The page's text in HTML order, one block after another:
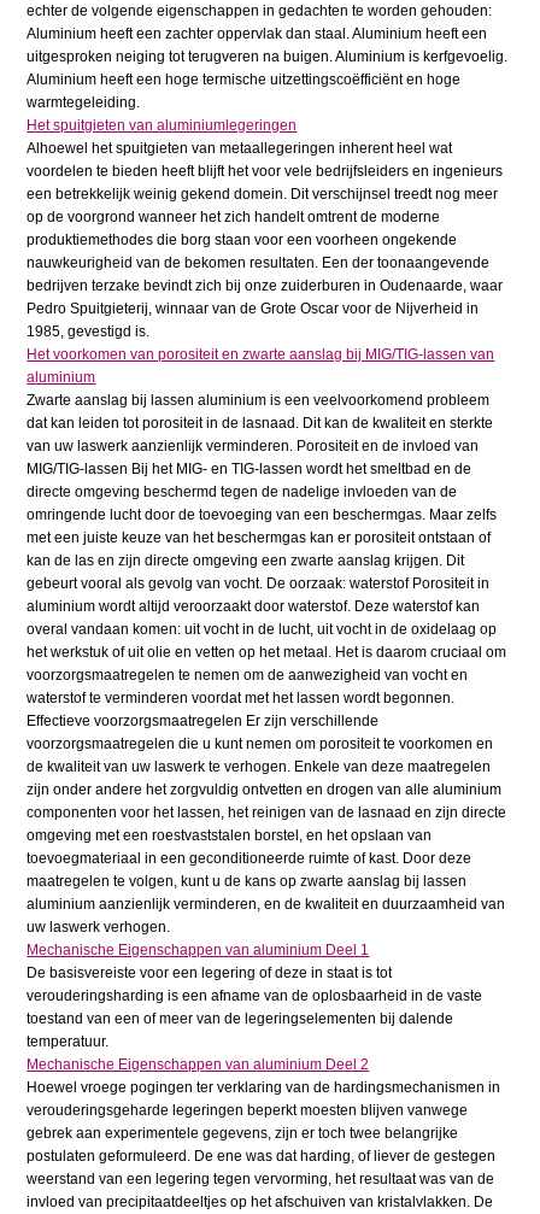
echter de volgende eigenschappen in gedachten te worden gehouden:
Aluminium heeft een zachter oppervlak dan staal. Aluminium heeft een
uitgesproken neiging tot terugveren na buigen. Aluminium is kerfgevoelig.
Aluminium heeft een hoge termische uitzettingscoëfficiënt en hoge
warmtegeleiding.
Het spuitgieten van aluminiumlegeringen
Alhoewel het spuitgieten van metaallegeringen inherent heel wat
voordelen te bieden heeft blijft het voor vele bedrijfsleiders en ingenieurs
een betrekkelijk weinig gekend domein. Dit verschijnsel treedt nog meer
op de voorgrond wanneer het zich handelt omtrent de moderne
produktiemethodes die borg staan voor een voorheen ongekende
nauwkeurigheid van de bekomen resultaten. Een der toonaangevende
bedrijven terzake bevindt zich bij onze zuiderburen in Oudenaarde, waar
Pedro Spuitgieterij, winnaar van de Grote Oscar voor de Nijverheid in
1985, gevestigd is.
Het voorkomen van porositeit en zwarte aanslag bij MIG/TIG-lassen van
aluminium
Zwarte aanslag bij lassen aluminium is een veelvoorkomend probleem
dat kan leiden tot porositeit in de lasnaad. Dit kan de kwaliteit en sterkte
van uw laswerk aanzienlijk verminderen. Porositeit en de invloed van
MIG/TIG-lassen Bij het MIG- en TIG-lassen wordt het smeltbad en de
directe omgeving beschermd tegen de nadelige invloeden van de
omringende lucht door de toevoeging van een beschermgas. Maar zelfs
met een juiste keuze van het beschermgas kan er porositeit ontstaan of
kan de las en zijn directe omgeving een zwarte aanslag krijgen. Dit
gebeurt vooral als gevolg van vocht. De oorzaak: waterstof Porositeit in
aluminium wordt altijd veroorzaakt door waterstof. Deze waterstof kan
overal vandaan komen: uit vocht in de lucht, uit vocht in de oxidelaag op
het werkstuk of uit olie en vetten op het metaal. Het is daarom cruciaal om
voorzorgsmaatregelen te nemen om de aanwezigheid van vocht en
waterstof te verminderen voordat met het lassen wordt begonnen.
Effectieve voorzorgsmaatregelen Er zijn verschillende
voorzorgsmaatregelen die u kunt nemen om porositeit te voorkomen en
de kwaliteit van uw laswerk te verhogen. Enkele van deze maatregelen
zijn onder andere het zorgvuldig ontvetten en drogen van alle aluminium
componenten voor het lassen, het reinigen van de lasnaad en zijn directe
omgeving met een roestvaststalen borstel, en het opslaan van
toevoegmateriaal in een geconditioneerde ruimte of kast. Door deze
maatregelen te volgen, kunt u de kans op zwarte aanslag bij lassen
aluminium aanzienlijk verminderen, en de kwaliteit en duurzaamheid van
uw laswerk verhogen.
Mechanische Eigenschappen van aluminium Deel 1
De basisvereiste voor een legering of deze in staat is tot
verouderingsharding is een afname van de oplosbaarheid in de vaste
toestand van een of meer van de legeringselementen bij dalende
temperatuur.
Mechanische Eigenschappen van aluminium Deel 2
Hoewel vroege pogingen ter verklaring van de hardingsmechanismen in
verouderingsgeharde legeringen beperkt moesten blijven vanwege
gebrek aan experimentele gegevens, zijn er toch twee belangrijke
postulaten geformuleerd. De ene was dat harding, of liever de gestegen
weerstand van een legering tegen vervorming, het resultaat was van de
invloed van precipitaatdeeltjes op het afschuiven van kristalvlakken. De